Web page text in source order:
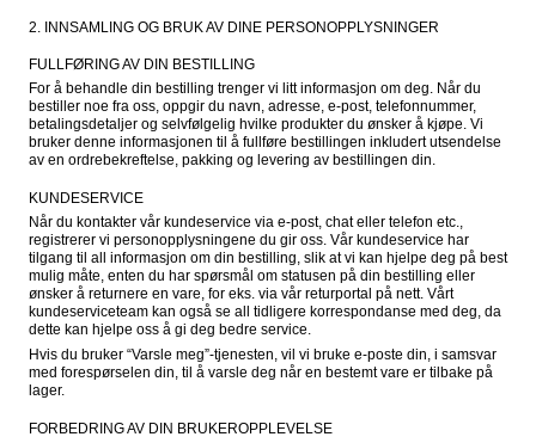
2. INNSAMLING OG BRUK AV DINE PERSONOPPLYSNINGER
FULLFØRING AV DIN BESTILLING
For å behandle din bestilling trenger vi litt informasjon om deg. Når du
bestiller noe fra oss, oppgir du navn, adresse, e-post, telefonnummer,
betalingsdetaljer og selvfølgelig hvilke produkter du ønsker å kjøpe. Vi
bruker denne informasjonen til å fullføre bestillingen inkludert utsendelse
av en ordrebekreftelse, pakking og levering av bestillingen din.
KUNDESERVICE
Når du kontakter vår kundeservice via e-post, chat eller telefon etc.,
registrerer vi personopplysningene du gir oss. Vår kundeservice har
tilgang til all informasjon om din bestilling, slik at vi kan hjelpe deg på best
mulig måte, enten du har spørsmål om statusen på din bestilling eller
ønsker å returnere en vare, for eks. via vår returportal på nett. Vårt
kundeserviceteam kan også se all tidligere korrespondanse med deg, da
dette kan hjelpe oss å gi deg bedre service.
Hvis du bruker “Varsle meg”-tjenesten, vil vi bruke e-poste din, i samsvar
med forespørselen din, til å varsle deg når en bestemt vare er tilbake på
lager.
FORBEDRING AV DIN BRUKEROPPLEVELSE